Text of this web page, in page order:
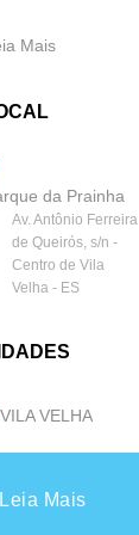
Mais
da Prainha
Av. Antônio Ferreira
de Queirós, s/n -
Centro de Vila
Velha - ES
VILA VELHA
Leia Mais